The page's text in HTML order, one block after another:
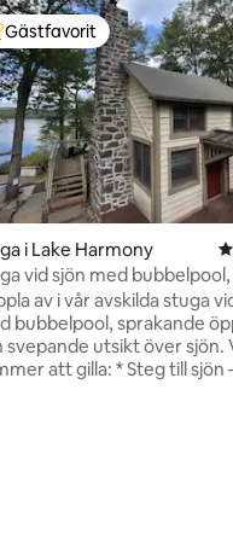
betyg, 218
gästfavorit
Gästfavorit
i Lake Harmony
vid sjön med
öppen spis
av i vår avskilda stuga
bubbelpool, sprakande
utsikt över sjön. Vad du
att gilla: * Steg till sjön – ta